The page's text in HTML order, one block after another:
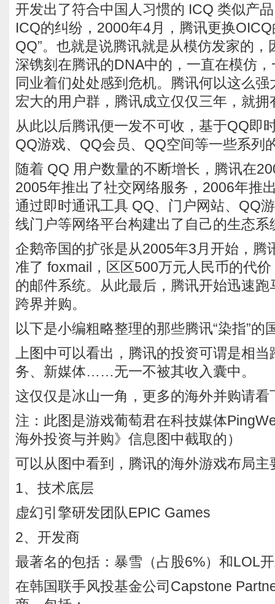
开发出了符合中国人习惯的 ICQ 类似产
ICQ的纠纷，2000年4月，腾讯更换
QQ”。也就是说腾讯就是从模仿发家的，
深镌刻在腾讯的DNA中的，一直在模仿
同业着们处处感到危机。腾讯何以这么
宏大的用户群，腾讯成立仅仅三年，就
从此以后腾讯便一发不可收，基于QQ即
QQ游戏、QQ会员、QQ空间等一些系列
随着 QQ 用户数量的不断增长，腾讯在
2005年推出了社交网络服务，2006年推
通过即时通讯工具 QQ、门户网站、QQ
线门户等网络平台构建出了自己的生态系
企鹅帝国的扩张是从2005年3月开始，腾
准了 foxmail，区区500万元人民币的代
的邮件系统。从此最后，腾讯开始迅速
跨界并购。
以下是小编粗略整理的那些腾讯“染指”的
上图中可以看出，腾讯的投资可谓是相
务、新媒体……无一不被其收入囊中。
这仅仅是冰山一角，更多的海外并购请看
注：此图是游戏葡萄君在科技媒体
海外投资与并购》信息图中截取的）
可以从图中看到，腾讯的海外游戏布局主
1、技术底层
虚幻引擎研发团队EPIC Games
2、开发商
最著名的包括：暴雪（占股6%）和LOL
在韩国联手风投基金公司Capstone